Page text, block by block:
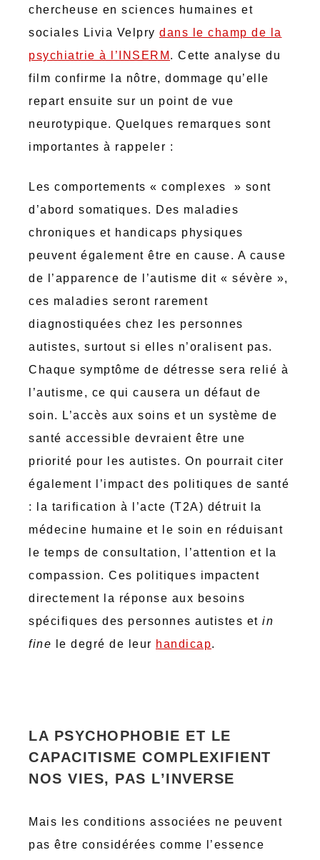
chercheuse en sciences humaines et
sociales Livia Velpry dans le champ de la
psychiatrie à l’INSERM . Cette analyse du
film confirme la nôtre, dommage qu’elle
repart ensuite sur un point de vue
neurotypique. Quelques remarques sont
importantes à rappeler :
Les comportements « complexes » sont
d’abord somatiques. Des maladies
chroniques et handicaps physiques
peuvent également être en cause. A cause
de l’apparence de l’autisme dit « sévère »,
ces maladies seront rarement
diagnostiquées chez les personnes
autistes, surtout si elles n’oralisent pas.
Chaque symptôme de détresse sera relié à
l’autisme, ce qui causera un défaut de
soin. L’accès aux soins et un système de
santé accessible devraient être une
priorité pour les autistes. On pourrait citer
également l’impact des politiques de santé
: la tarification à l’acte (T2A) détruit la
médecine humaine et le soin en réduisant
le temps de consultation, l’attention et la
compassion. Ces politiques impactent
directement la réponse aux besoins
spécifiques des personnes autistes et in
fine le degré de leur handicap.
LA PSYCHOPHOBIE ET LE
CAPACITISME COMPLEXIFIENT
NOS VIES, PAS L’INVERSE
Mais les conditions associées ne peuvent
pas être considérées comme l’essence